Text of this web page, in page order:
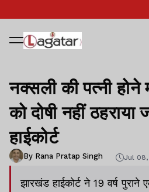
नक्सली की पत्नी होने
को दोषी नहीं
हाईकोर्ट
By Rana Pratap Singh Jul 08,
झारखंड हाईकोर्ट ने 19 वर्ष